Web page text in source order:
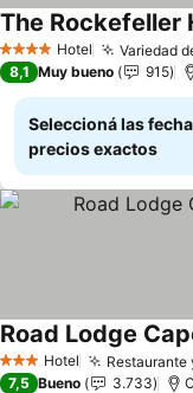
4 EstrellasHotel Variedad
The Rockefeller
8,1 Muy bueno 915
Seleccioná las
precios exactos
3 Estrellas
Hotel Restaurante
Road Lodge
7,5 Bueno 3.733